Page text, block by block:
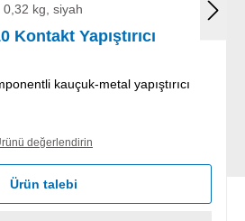
0,32 kg, siyah
Kontakt Yapıştırıcı
kauçuk-metal yapıştırıcı
değerlendirin
Ürün talebi